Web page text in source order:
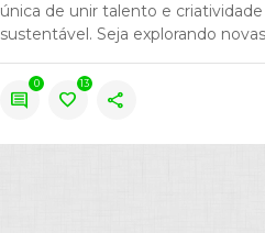
única de unir talento e
sustentável. Seja explorando
comment
0
favorite
13
share